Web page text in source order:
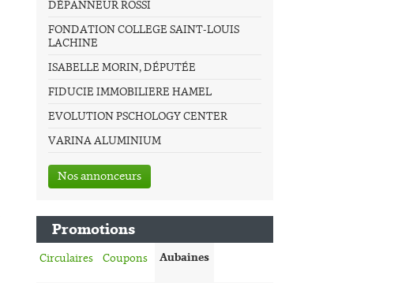
DÉPANNEUR ROSSI
FONDATION COLLEGE SAINT-LOUIS
LACHINE
ISABELLE MORIN, DÉPUTÉE
FIDUCIE IMMOBILIERE HAMEL
EVOLUTION PSCHOLOGY CENTER
VARINA ALUMINIUM
Nos annonceurs
Promotions
Circulaires Coupons Aubaines